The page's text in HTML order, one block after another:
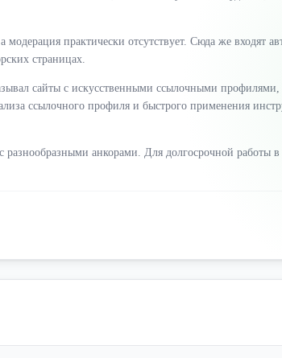
практически отсутствует. Сюда же входят
страницах.
сайты с искусственными ссылочными
ссылочного профиля и быстрого применения
разнообразными анкорами. Для долгосрочной работы